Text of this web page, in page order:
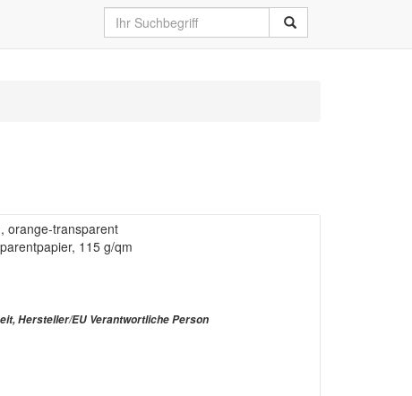
orange-transparent
115 g/qm
Hersteller/EU Verantwortliche Person